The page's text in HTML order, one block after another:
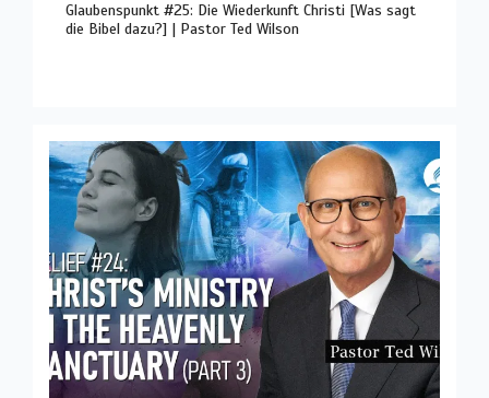
Glaubenspunkt #25: Die Wiederkunft Christi [Was sagt
die Bibel dazu?] | Pastor Ted Wilson